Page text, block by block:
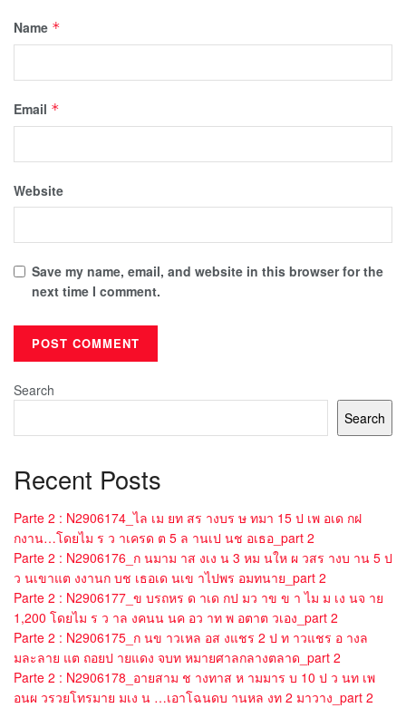
Name *
Email *
Website
Save my name, email, and website in this browser for the
next time I comment.
Search
Search
Recent Posts
Parte 2 : N2906174_ไล เม ยท สร างบร ษ ทมา 15 ป เพ อเด กฝ
กงาน…โดยไม ร ว าเครด ต 5 ล านเป นช อเธอ_part 2
Parte 2 : N2906176_ก นมาม าส งเง น 3 หม นให ผ วสร างบ าน 5 ป
ว นเขาแต งงานก บช เธอเด นเข าไปพร อมทนาย_part 2
Parte 2 : N2906177_ข บรถหร ด าเด กป มว าข ข า ไม ม เง นจ าย
1,200 โดยไม ร ว าล งคนน นค อว าท พ อตาต วเอง_part 2
Parte 2 : N2906175_ก นข าวเหล อส งแชร 2 ป ท าวแชร อ างล
มละลาย แต ถอยป ายแดง จบท หมายศาลกลางตลาด_part 2
Parte 2 : N2906178_อายสาม ช างทาส ห ามมาร บ 10 ป ว นท เพ
อนผ วรวยโทรมาย มเง น …เอาโฉนดบ านหล งท 2 มาวาง_part 2